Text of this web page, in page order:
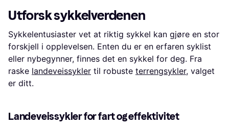
Utforsk sykkelverdenen
Sykkelentusiaster vet at riktig sykkel kan gjøre en stor
forskjell i opplevelsen. Enten du er en erfaren syklist
eller nybegynner, finnes det en sykkel for deg. Fra
raske landeveissykler til robuste terrengsykler, valget
er ditt.
Landeveissykler for fart og effektivitet